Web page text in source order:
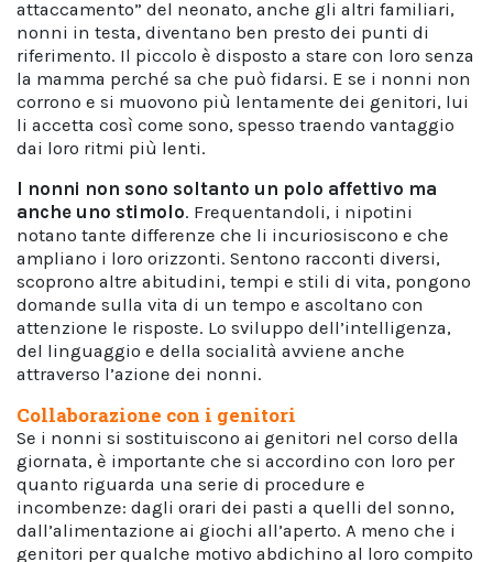
attaccamento” del neonato, anche gli altri familiari,
nonni in testa, diventano ben presto dei punti di
riferimento. Il piccolo è disposto a stare con loro senza
la mamma perché sa che può fidarsi. E se i nonni non
corrono e si muovono più lentamente dei genitori, lui
li accetta così come sono, spesso traendo vantaggio
dai loro ritmi più lenti.
I nonni non sono soltanto un polo affettivo ma
anche uno stimolo. Frequentandoli, i nipotini
notano tante differenze che li incuriosiscono e che
ampliano i loro orizzonti. Sentono racconti diversi,
scoprono altre abitudini, tempi e stili di vita, pongono
domande sulla vita di un tempo e ascoltano con
attenzione le risposte. Lo sviluppo dell’intelligenza,
del linguaggio e della socialità avviene anche
attraverso l’azione dei nonni.
Collaborazione con i genitori
Se i nonni si sostituiscono ai genitori nel corso della
giornata, è importante che si accordino con loro per
quanto riguarda una serie di procedure e
incombenze: dagli orari dei pasti a quelli del sonno,
dall’alimentazione ai giochi all’aperto. A meno che i
genitori per qualche motivo abdichino al loro compito